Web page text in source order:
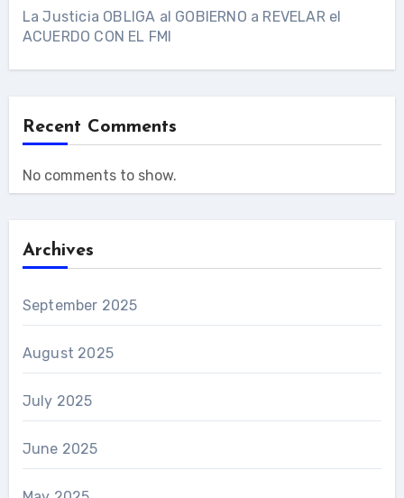
La Justicia OBLIGA al GOBIERNO a REVELAR el
ACUERDO CON EL FMI
Recent Comments
No comments to show.
Archives
September 2025
August 2025
July 2025
June 2025